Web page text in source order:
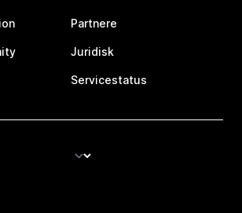
Partnere
Juridisk
Servicestatus